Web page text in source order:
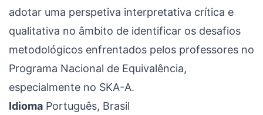
adotar uma perspetiva interpretativa crítica e
qualitativa no âmbito de identificar os desafios
metodológicos enfrentados pelos professores no
Programa Nacional de Equivalência,
especialmente no SKA-A.
Idioma Português, Brasil